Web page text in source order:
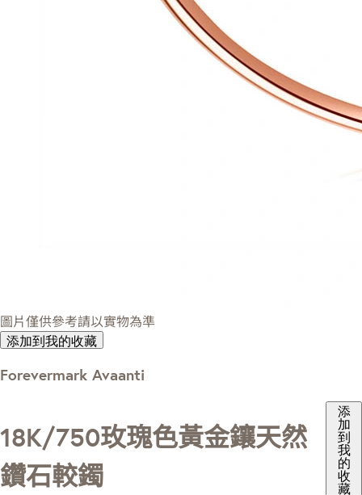
圖片僅供參考請以實物為準
添加到我的收藏
Forevermark Avaanti
18K/750玫瑰色黃金鑲天然
鑽石較鐲
添
加
到
我
的
收
藏